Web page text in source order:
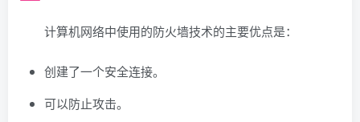
计算机网络中使用的防火墙技术的主要优点是：
创建了一个安全连接。
可以防止攻击。